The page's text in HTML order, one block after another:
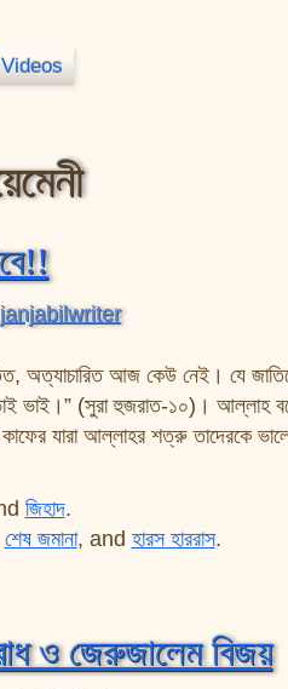
Videos
janjabilwriter
অত্যাচারিত আজ কেউ নেই। যে
ভাই।” (সুরা হুজরাত-১০)। আল্লাহ
যারা আল্লাহর শত্রু তাদেরকে
জিহাদ.
শেষ জমানা, and হারস হাররাস.
যেভাবে!!
ও জেরুজালেম বিজয়